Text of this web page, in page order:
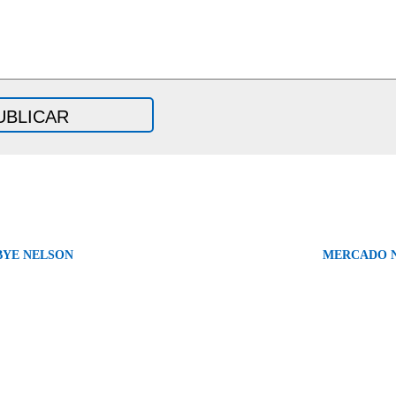
NELSON MERCADO